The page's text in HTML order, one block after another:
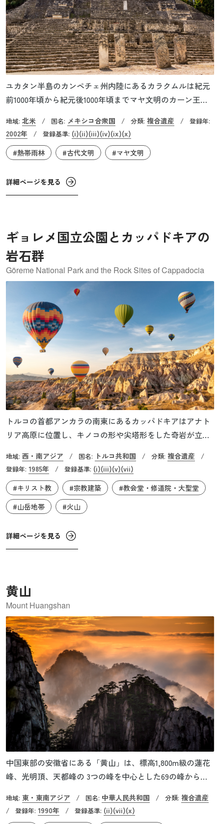
ユカタン半島のカンペチェ州内陸にあるカラクムルは紀元
前1000年頃から紀元後1000年頃までマヤ文明のカーン王朝
は完全に放棄され、無人状態が続きました。そのため都市
は全体として非常に良い状態で保たれ、当時の都市の様子
や生活、文化を鮮明に知ることができます。また象形文字
かし9～10世紀頃に古典マヤ文明が崩壊した理由は判明して
おらず、謎ものこる古代都市です。
地域: 北米 / 国名: メキシコ合衆国 / 分類: 複合遺産 / 登録年:
2002年 / 登録基準: (i)(ii)(iii)(iv)(ix)(x)
#熱帯雨林
#古代文明 #マヤ文明
詳細ページを見る
ギョレメ国立公園とカッパドキアの
岩石群
Göreme National Park and the Rock Sites of Cappadocia
トルコの首都アンカラの南東にあるカッパドキアはアナト
リア高原に位置し、キノコの形や尖塔形をした奇岩が立ち
エルジェス山とハッサン山という3,000m級の山が約300万
年前に起こした大噴火で、一帯が火山灰や溶岩に覆われま
した。それが長い年月を経て積み重ねられ、火山灰の層は
凝灰岩に、溶岩は玄武岩となりました。もろさのある凝灰
岩の層は雨風の浸食を受けて奇岩となり、削りやすさを生
かし、住居や聖堂、修道院などがつくられました。
地域: 西・南アジア / 国名: トルコ共和国 / 分類: 複合遺産
/
登録年: 1985年 / 登録基準: (i)(iii)(v)(vii)
#キリスト教
#宗教建築
#教会堂・修道院・大聖堂
#山岳地帯
#火山
詳細ページを見る
黄山
Mount Huangshan
中国東部の安徽省にある「黄山」は、標高1,800m級の蓮花
峰、光明頂、天都峰の 3つの峰を中心とした69の峰からな
つの滝、24の渓谷が点在しています。古くは「黟山（いさ
ん）」と呼ばれていましたが、中国の伝説上の王である黄
地域: 東・東南アジア / 国名: 中華人民共和国 / 分類: 複合遺産
/ 登録年: 1990年 / 登録基準: (ii)(vii)(x)